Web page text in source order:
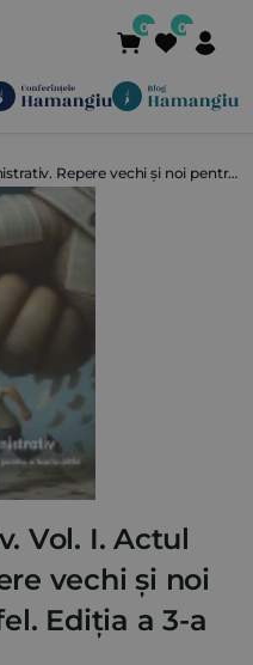
021 336 01 25 (L-V
Repere vechi și noi pentru
Vol. I. Actul
vechi și noi
Ediția a 3-a